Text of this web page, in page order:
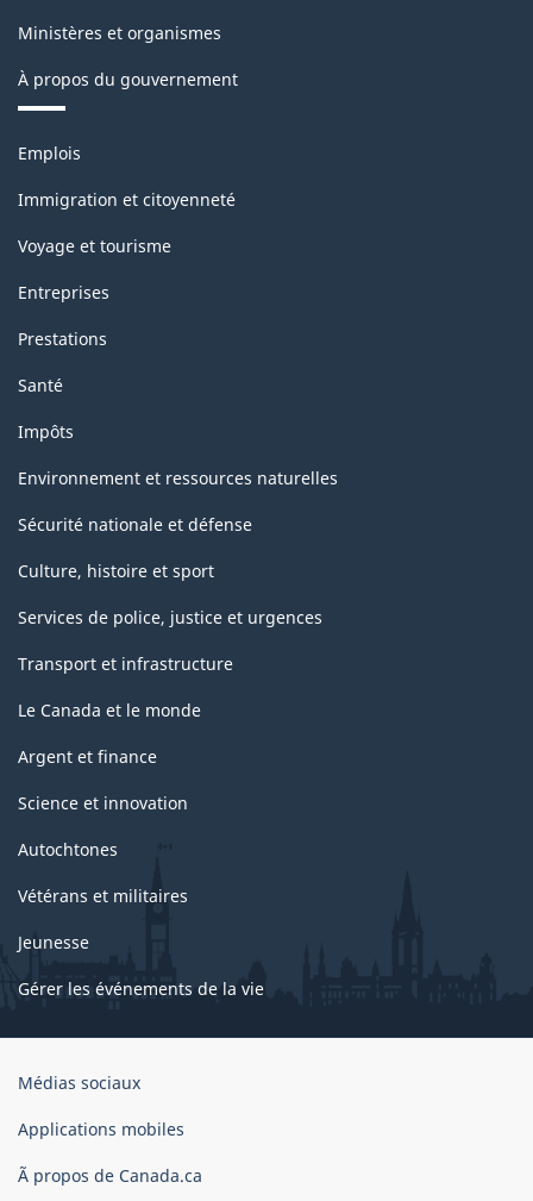
Ministères et organismes
À propos du gouvernement
Thèmes
sujets
Emplois
Immigration et citoyenneté
Voyage et tourisme
Entreprises
Prestations
Santé
Impôts
Environnement et ressources naturelles
Sécurité nationale et défense
Culture, histoire et sport
Services de police, justice et urgences
Transport et infrastructure
Le Canada et le monde
Argent et finance
Science et innovation
Autochtones
Vétérans et militaires
Jeunesse
Gérer les événements de la vie
Organisation
gouvernement
Canada
Médias sociaux
Applications mobiles
Ã propos de Canada.ca